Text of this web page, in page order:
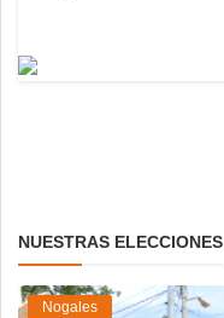
NUESTRAS ELECCIONES
Nogales